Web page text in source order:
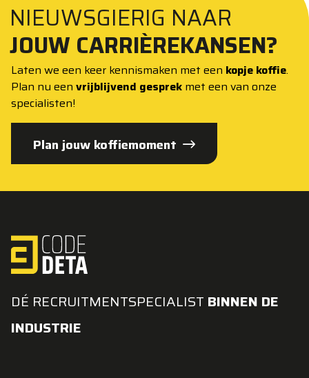
NIEUWSGIERIG NAAR
JOUW CARRIÈREKANSEN?
Laten we een keer kennismaken met een kopje koffie.
Plan nu een vrijblijvend gesprek met een van onze
specialisten!
Plan jouw koffiemoment
DÉ RECRUITMENTSPECIALIST BINNEN DE
INDUSTRIE